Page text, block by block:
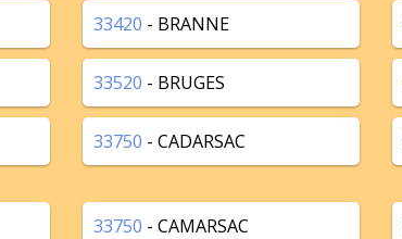
33420 - BRANNE
33520 - BRUGES
33750 - CADARSAC
33750 - CAMARSAC